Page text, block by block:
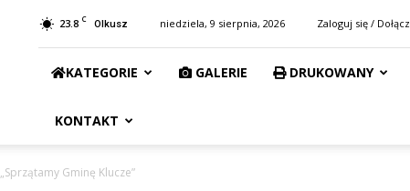
23.8 C Olkusz niedziela, 9 sierpnia, 2026 Zaloguj się / Dołącz
KATEGORIE GALERIE DRUKOWANY
KONTAKT
„Sprzątamy Gminę Klucze”